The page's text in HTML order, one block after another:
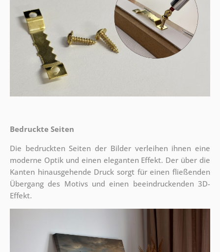
Bedruckte Seiten
Die bedruckten Seiten der Bilder verleihen ihnen eine
moderne Optik und einen eleganten Effekt. Der über die
Kanten hinausgehende Druck sorgt für einen fließenden
Übergang des Motivs und einen beeindruckenden 3D-
Effekt.